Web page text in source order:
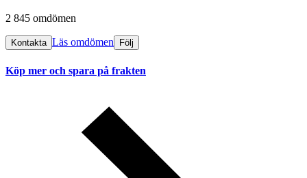
2 845 omdömen
Kontakta Läs omdömen Följ
Köp mer och spara på frakten